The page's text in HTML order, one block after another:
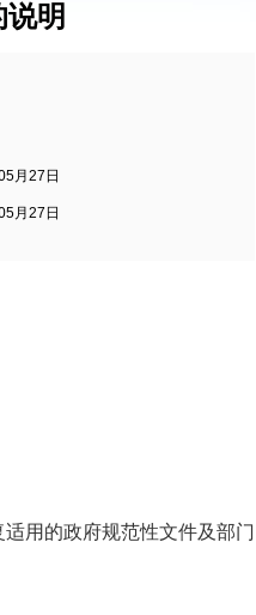
明
月27日
月27日
用的政府规范性文件及部门